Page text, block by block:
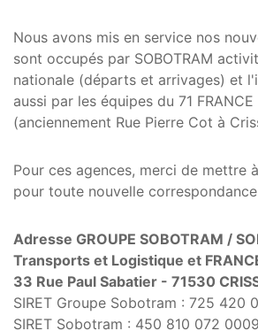
Nous avons mis en service nos
sont occupés par SOBOTRAM
nationale (départs et arrivages) et
aussi par les équipes du 71 FRANCE
(anciennement Rue Pierre Cot à
Pour ces agences, merci de mettre
pour toute nouvelle
Adresse GROUPE SOBOTRAM /
Transports et Logistique et
33 Rue Paul Sabatier - 71530
SIRET Groupe Sobotram : 725 420
SIRET Sobotram : 450 810 072